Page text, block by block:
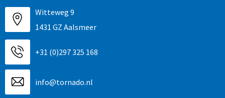
Witteweg 9
1431 GZ Aalsmeer
+31 (0)297 325 168
info@tornado.nl